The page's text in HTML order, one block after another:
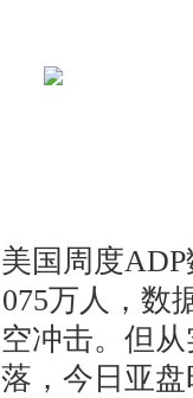
周度ADP
万人，数
冲击。但
，今日亚